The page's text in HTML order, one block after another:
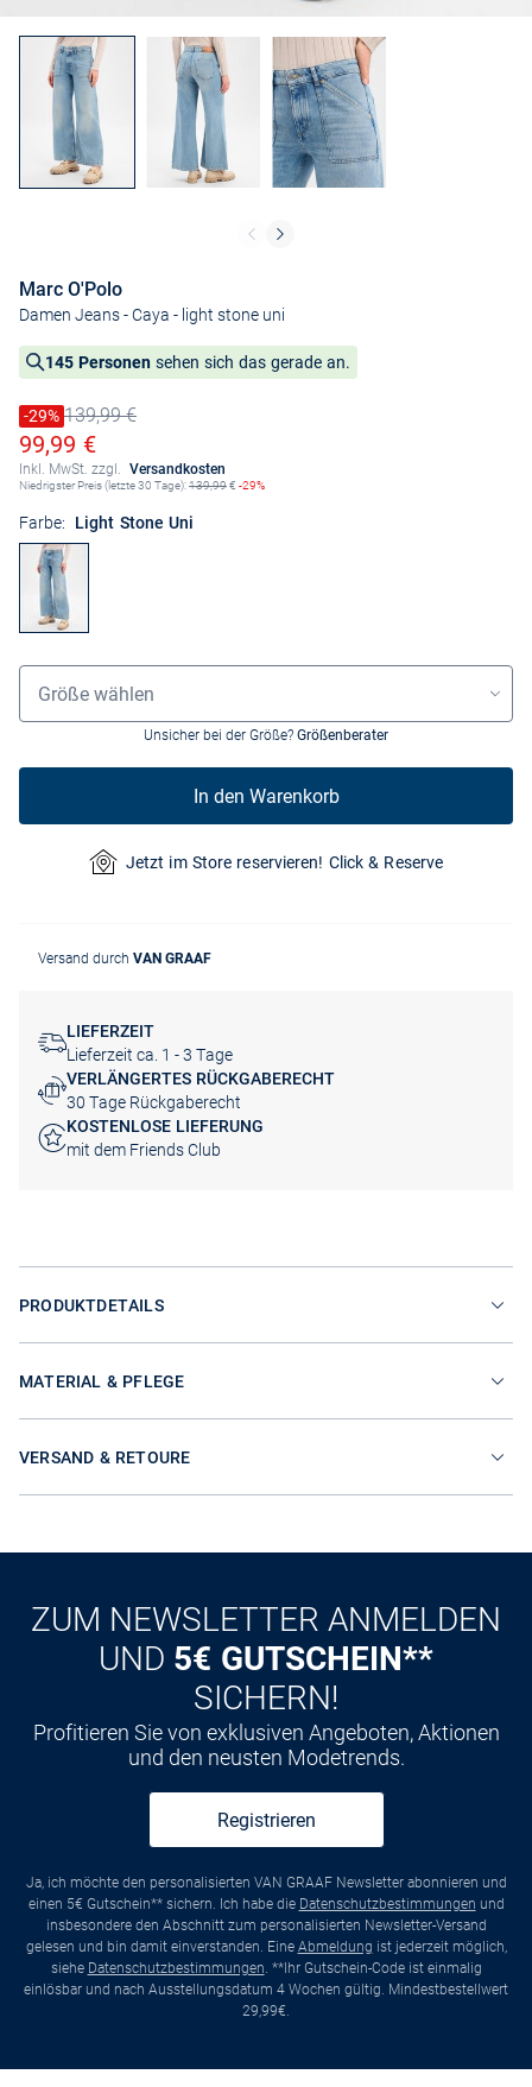
Marc O'Polo
Damen Jeans - Caya - light stone uni
145 Personen sehen sich das gerade an.
Preis reduziert um
-29%
Alter Preis139,99 €
Ermäßigter Preis
99,99 €
Inkl. MwSt. zzgl. Versandkosten
Niedrigster Preis (letzte 30 Tage):139,99€ -29%
Farbe: Light Stone Uni
Grössenauswahl
Größe wählen
Unsicher bei der Größe? Größenberater
In den Warenkorb
Jetzt im Store reservieren! Click & Reserve
Versand durch VAN GRAAF
LIEFERZEIT
Lieferzeit ca. 1 - 3 Tage
VERLÄNGERTES RÜCKGABERECHT
30 Tage Rückgaberecht
KOSTENLOSE LIEFERUNG
mit dem Friends Club
PRODUKTDETAILS
MATERIAL & PFLEGE
VERSAND & RETOURE
ZUM NEWSLETTER ANMELDEN
UND 5€ GUTSCHEIN**
SICHERN!
Profitieren Sie von exklusiven Angeboten, Aktionen
und den neusten Modetrends.
Registrieren
Ja, ich möchte den personalisierten VAN GRAAF Newsletter abonnieren und
einen 5€ Gutschein** sichern. Ich habe die Datenschutzbestimmungen und
insbesondere den Abschnitt zum personalisierten Newsletter-Versand
gelesen und bin damit einverstanden. Eine Abmeldung ist jederzeit möglich,
siehe Datenschutzbestimmungen. **Ihr Gutschein-Code ist einmalig
einlösbar und nach Ausstellungsdatum 4 Wochen gültig. Mindestbestellwert
29,99€.